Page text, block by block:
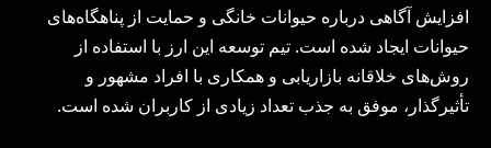
افزایش آگاهی درباره حیوانات خانگی و حمایت از پناهگاه‌های
حیوانات ایجاد شده است. تیم توسعه‌ این ارز با استفاده از
روش‌های خلاقانه بازاریابی و همکاری با افراد مشهور و
تأثیرگذار، موفق به جذب تعداد زیادی از کاربران شده است.